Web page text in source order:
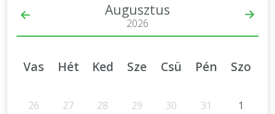
Augusztus
2026
Vas Hét Ked Sze Csü Pén Szo
26 27 28 29 30 31 1